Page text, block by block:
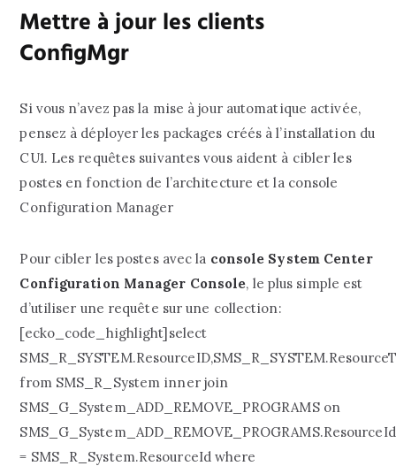
Mettre à jour les clients
ConfigMgr
Si vous n’avez pas la mise à jour automatique activée,
pensez à déployer les packages créés à l’installation du
CU1. Les requêtes suivantes vous aident à cibler les
postes en fonction de l’architecture et la console
Configuration Manager
Pour cibler les postes avec la console System Center
Configuration Manager Console, le plus simple est
d’utiliser une requête sur une collection:
[ecko_code_highlight]select
from SMS_R_System inner join
SMS_G_System_ADD_REMOVE_PROGRAMS on
SMS_G_System_ADD_REMOVE_PROGRAMS.ResourceId
= SMS_R_System.ResourceId where